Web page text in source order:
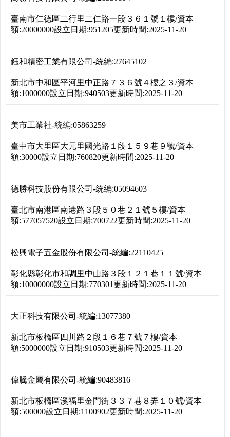
臺南市仁德區二行里二仁路一段３６１號１樓/資本
額:20000000設立日期:951205更新時間:2025-11-20
鈺和精密工業有限公司 -統編:27645102
新北市中和區平河里中正路７３６號４樓之３/資本
額:1000000設立日期:940503更新時間:2025-11-20
美市工業社-統編:05863259
臺中市大里區大元里國光路１段１５９巷９號/資本
額:30000設立日期:760820更新時間:2025-11-20
德勝科技股份有限公司 -統編:05094603
臺北市南港區南港路３段５０巷２１號５樓/資本
額:577057520設立日期:700722更新時間:2025-11-20
松興電子五金股份有限公司 -統編:22110425
彰化縣彰化市和調里中山路３段１２１巷１１號/資本
額:10000000設立日期:770301更新時間:2025-11-20
大正科技有限公司 -統編:13077380
新北市板橋區四川路２段１６巷７號７樓/資本
額:5000000設立日期:910503更新時間:2025-11-20
偉騰金屬有限公司 -統編:90483816
新北市板橋區溪福里金門街３３７巷８弄１０號/資本
額:500000設立日期:1100902更新時間:2025-11-20